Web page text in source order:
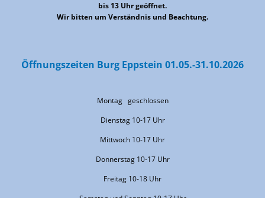
bis 13 Uhr geöffnet.
Wir bitten um Verständnis und Beachtung.
Öffnungszeiten Burg Eppstein 01.05.-31.10.2026
Montag geschlossen
Dienstag 10-17 Uhr
Mittwoch 10-17 Uhr
Donnerstag 10-17 Uhr
Freitag 10-18 Uhr